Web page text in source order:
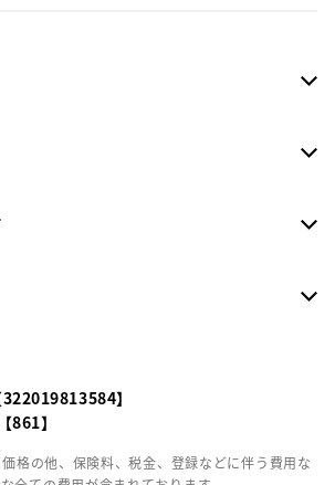
】
861】
格の他、保険料、税金、登録などに伴う費用な